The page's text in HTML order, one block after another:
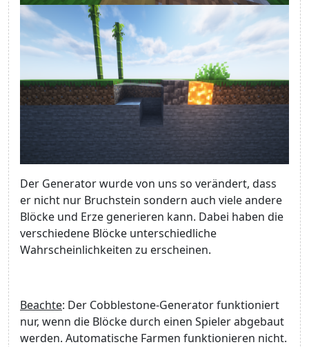
Der Generator wurde von uns so verändert, dass
er nicht nur Bruchstein sondern auch viele andere
Blöcke und Erze generieren kann. Dabei haben die
verschiedene Blöcke unterschiedliche
Wahrscheinlichkeiten zu erscheinen.
Beachte: Der Cobblestone-Generator funktioniert
nur, wenn die Blöcke durch einen Spieler abgebaut
werden. Automatische Farmen funktionieren nicht.